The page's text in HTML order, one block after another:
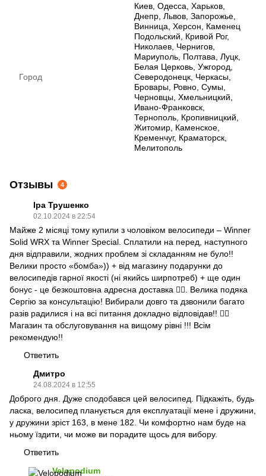
Город
Киев, Одесса, Харьков,
Днепр, Львов, Запорожье,
Винница, Херсон, Каменец
Подольский, Кривой Рог,
Николаев, Чернигов,
Мариуполь, Полтава, Луцк,
Белая Церковь, Ужгород,
Северодонецк, Черкасы,
Бровары, Ровно, Сумы,
Черновцы, Хмельницкий,
Ивано-Франковск,
Тернополь, Кропивницкий,
Житомир, Каменское,
Кременчуг, Краматорск,
Мелитополь
Отзывы 4
Іра Трушенко
02.10.2024 в 22:54
Майже 2 місяці тому купили з чоловіком велосипеди – Winner
Solid WRX та Winner Special. Сплатили на перед, наступного
дня відправили, жодних проблем зі складанням не було!!
Велики просто «бомба»)) + від магазину подарунки до
велосипедів гарної якості (ні якийсь ширпотреб) + ще один
бонус - це безкоштовна адресна доставка 👍🏻. Велика подяка
Сергію за консультацію! Вибирали довго та дзвонили багато
разів радилися і на всі питання докладно відповідав!! 👍🏻
Магазин та обслуговування на вищому рівні !!! Всім
рекомендую!!
Ответить
Дмитро
24.08.2024 в 12:55
Доброго дня. Дуже сподобався цей велосипед. Підкажіть, будь
ласка, велосипед планується для експлуатації мене і дружини,
у дружини зріст 163, в мене 182. Чи комфортно нам буде на
ньому їздити, чи може ви порадите щось для вибору.
Ответить
Velopodium